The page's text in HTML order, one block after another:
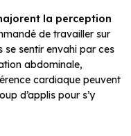
la perception
de travailler sur
sentir envahi par ces
abdominale,
cardiaque peuvent
d’applis pour s’y